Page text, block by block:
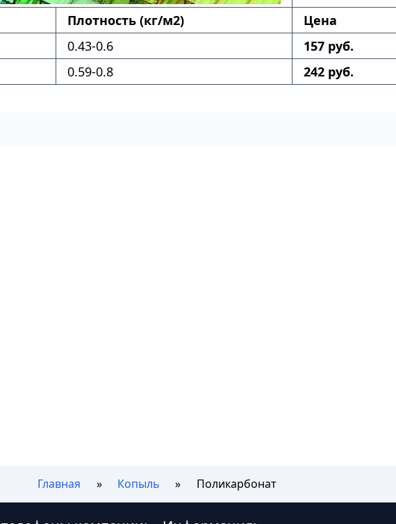
Плотность (кг/м2)
Цена
0.43-0.6
157 руб.
0.59-0.8 242 руб.
Главная Копыль Поликарбонат